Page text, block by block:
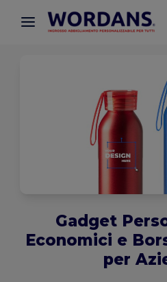
× App Wordans
Prezzi migliori sull'app!
Gadget
Economici e
per